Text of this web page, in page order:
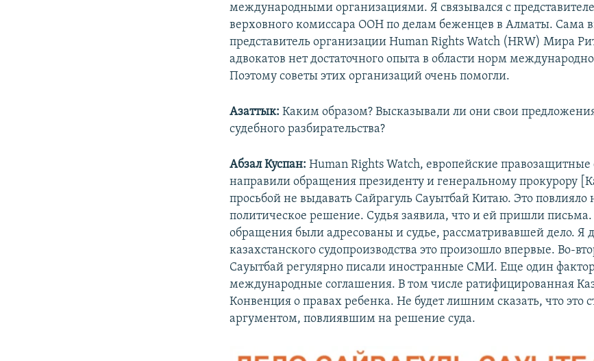
международными организациями. Я связывался с
верховного комиссара ООН по делам беженцев в Алматы. Сама
представитель организации Human Rights Watch (HRW) Мира
адвокатов нет достаточного опыта в области норм
Поэтому советы этих организаций очень помогли.
Азаттык: Каким образом? Высказывали ли они свои
судебного разбирательства?
Абзал Куспан: Human Rights Watch, европейские
направили обращения президенту и генеральному прокурору
просьбой не выдавать Сайрагуль Сауытбай Китаю. Это повлияло
политическое решение. Судья заявила, что и ей пришли письма.
обращения были адресованы и судье, рассматривавшей дело. Я
казахстанского судопроизводства это произошло впервые. Во-
Сауытбай регулярно писали иностранные СМИ. Еще один
международные соглашения. В том числе ратифицированная
Конвенция о правах ребенка. Не будет лишним сказать, что это
аргументом, повлиявшим на решение суда.